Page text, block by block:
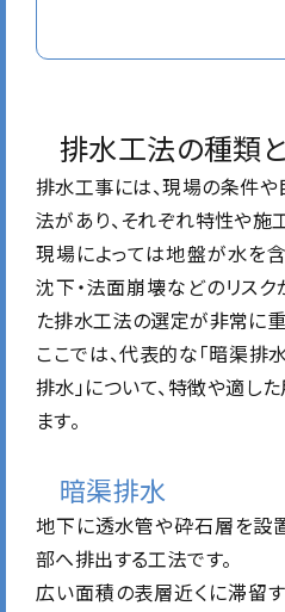
排水工法の種類
排水工事には、現場の条件
法があり、それぞれ特性や施
現場によっては地盤が水を
沈下・法面崩壊などのリス
た排水工法の選定が非常に重
ここでは、代表的な「暗渠排
排水」について、特徴や適し
ます。
暗渠排水
地下に透水管や砕石層を設
部へ排出する工法です。
広い面積の表層近くに滞留